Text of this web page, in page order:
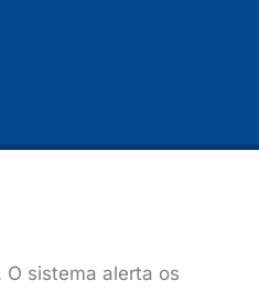
sistema alerta os